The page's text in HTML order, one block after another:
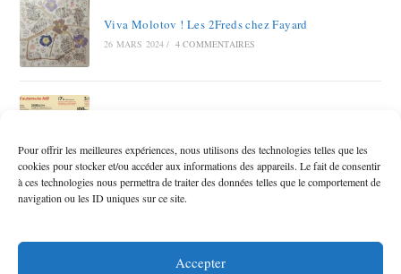
Pour offrir les meilleures expériences, nous utilisons des technologies telles que les
cookies pour stocker et/ou accéder aux informations des appareils. Le fait de consentir
à ces technologies nous permettra de traiter des données telles que le comportement de
navigation ou les ID uniques sur ce site.
Accepter
Viva Molotov ! Les 2Freds chez Fayard
26 MARS 2024 / 4 COMMENTAIRES